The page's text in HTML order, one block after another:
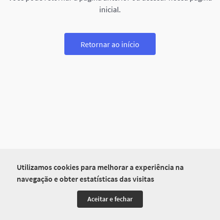
Utilizamos cookies para melhorar a experiência na
navegação e obter estatísticas das visitas
Aceitar e fechar
inicial.
Retornar ao início